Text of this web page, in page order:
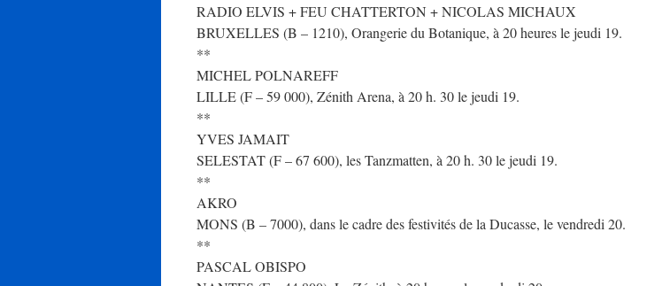
RADIO ELVIS + FEU CHATTERTON + NICOLAS MICHAUX
BRUXELLES (B – 1210), Orangerie du Botanique, à 20 heures le jeudi 19.
**
MICHEL POLNAREFF
LILLE (F – 59 000), Zénith Arena, à 20 h. 30 le jeudi 19.
**
YVES JAMAIT
SELESTAT (F – 67 600), les Tanzmatten, à 20 h. 30 le jeudi 19.
**
AKRO
MONS (B – 7000), dans le cadre des festivités de la Ducasse, le vendredi 20.
**
PASCAL OBISPO